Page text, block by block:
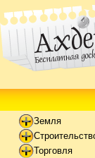
Земля
Торговля